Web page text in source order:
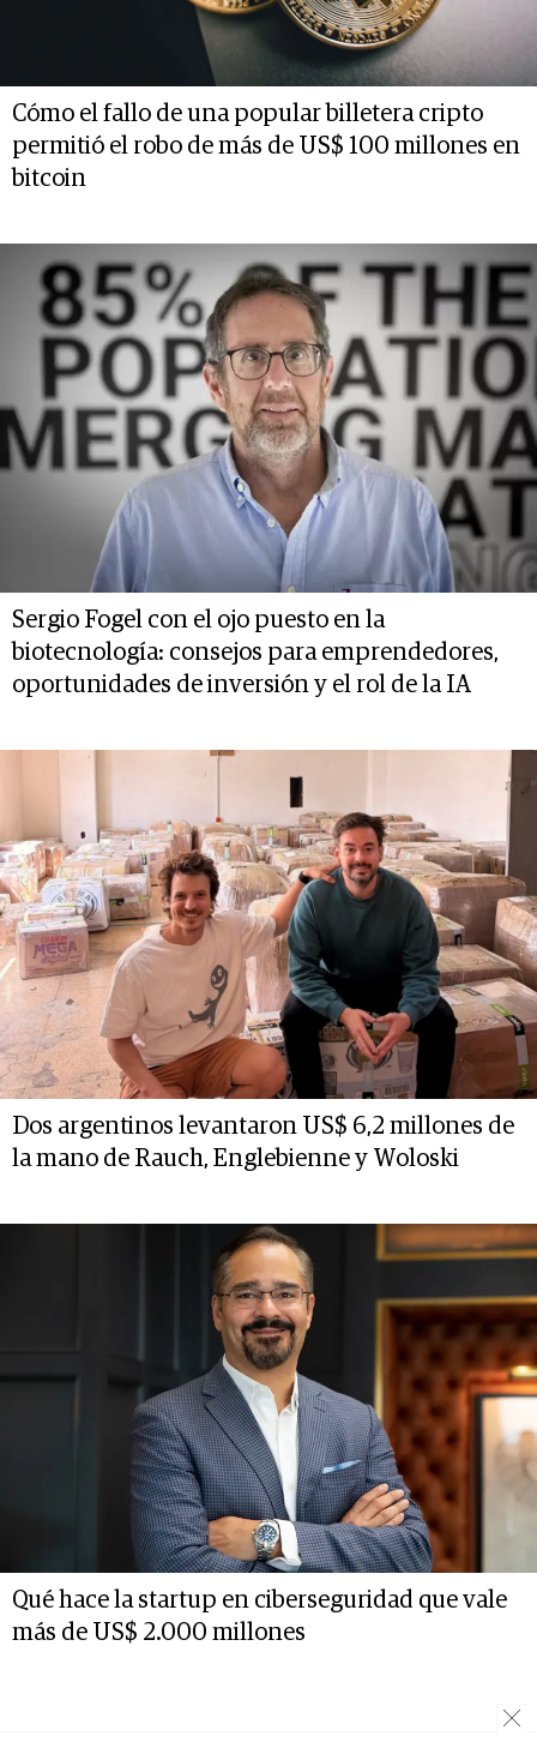
Cómo el fallo de una popular billetera cripto
permitió el robo de más de US$ 100 millones en
bitcoin
Sergio Fogel con el ojo puesto en la
biotecnología: consejos para emprendedores,
oportunidades de inversión y el rol de la IA
Dos argentinos levantaron US$ 6,2 millones de
la mano de Rauch, Englebienne y Woloski
Qué hace la startup en ciberseguridad que vale
más de US$ 2.000 millones